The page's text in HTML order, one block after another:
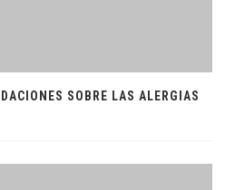
SOBRE LAS ALERGIAS